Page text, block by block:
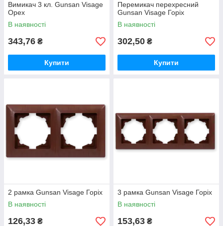
Вимикач 3 кл. Gunsan Visage
Орех
В наявності
343,76 ₴
Купити
Перемикач перехресний
Gunsan Visage Горіх
В наявності
302,50 ₴
Купити
2 рамка Gunsan Visage Горіх
В наявності
126,33 ₴
3 рамка Gunsan Visage Горіх
В наявності
153,63 ₴